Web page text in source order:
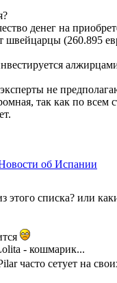
денег на
швейцарцы (260.895
не
так как по всем
об Испании
этого списка? или
- кошмарик...
часто сетует на